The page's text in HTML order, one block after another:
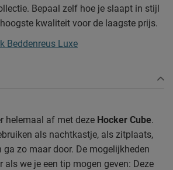
Bepaal zelf hoe je slaapt in stijl
kwaliteit voor de laagste prijs.
Beddenreus Luxe
helemaal af met deze Hocker Cube.
als nachtkastje, als zitplaats,
ga zo maar door. De mogelijkheden
als we je een tip mogen geven: Deze